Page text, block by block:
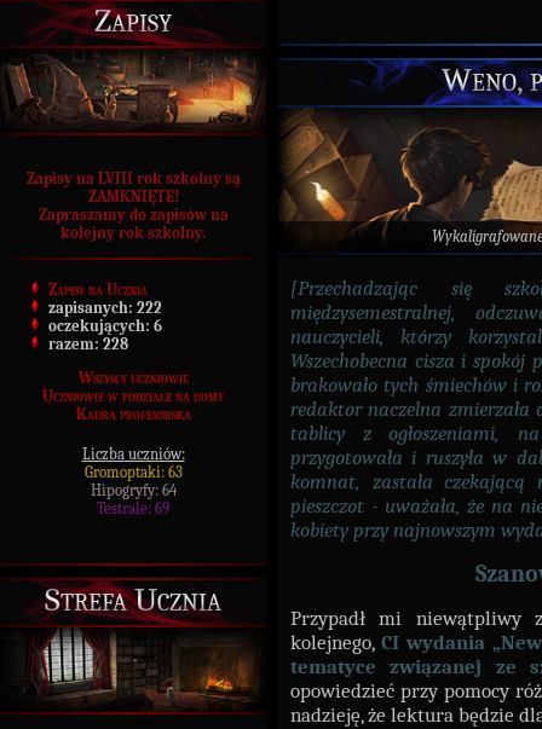
Zapisy
Zapisy na LVIII rok szkolny są
ZAMKNIĘTE!
Zapraszamy do zapisów na
kolejny rok szkolny.
Zapisy na Ucznia
zapisanych: 222
oczekujących: 6
razem: 228
Wszyscy uczniowie
Uczniowie w podziale na domy
Kadra profesorska
Liczba uczniów:
Gromoptaki: 63
Hipogryfy: 64
Testrale: 69
Strefa Ucznia
Weno,
[Przechadzając się
międzysemestralnej,
nauczycieli, którzy
Wszechobecna cisza i
brakowało tych śmiechów i
redaktor naczelna zmierzała
tablicy z ogłoszeniami,
przygotowała i ruszyła w
komnat, zastała
pieszczot - uważała, że na
kobiety przy najnowszym
Przypadł mi niewątpliwy
kolejnego, CI wydania
tematyce związanej ze
opowiedzieć przy pomocy
nadzieję, że lektura będzie